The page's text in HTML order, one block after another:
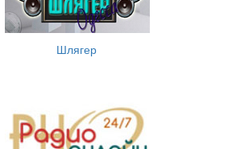
Шлягер